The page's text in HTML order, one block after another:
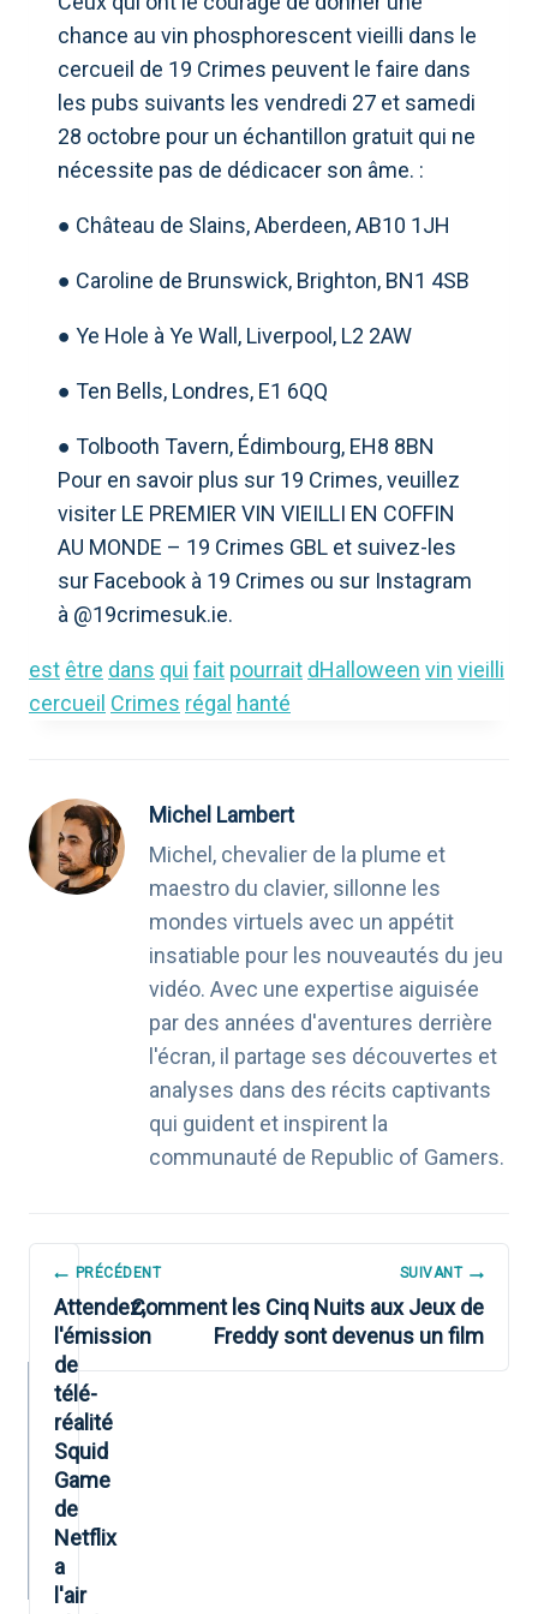
chance au vin phosphorescent vieilli dans le
cercueil de 19 Crimes peuvent le faire dans
les pubs suivants les vendredi 27 et samedi
28 octobre pour un échantillon gratuit qui ne
nécessite pas de dédicacer son âme. :
● Château de Slains, Aberdeen, AB10 1JH
● Caroline de Brunswick, Brighton, BN1 4SB
● Ye Hole à Ye Wall, Liverpool, L2 2AW
● Ten Bells, Londres, E1 6QQ
● Tolbooth Tavern, Édimbourg, EH8 8BN
Pour en savoir plus sur 19 Crimes, veuillez
visiter LE PREMIER VIN VIEILLI EN COFFIN
AU MONDE – 19 Crimes GBL et suivez-les
sur Facebook à 19 Crimes ou sur Instagram
à @19crimesuk.ie.
est être dans qui fait pourrait dHalloween vin vieilli
cercueil Crimes régal hanté
Michel Lambert
Michel, chevalier de la plume et
maestro du clavier, sillonne les
mondes virtuels avec un appétit
insatiable pour les nouveautés du jeu
vidéo. Avec une expertise aiguisée
par des années d'aventures derrière
l'écran, il partage ses découvertes et
analyses dans des récits captivants
qui guident et inspirent la
communauté de Republic of Gamers.
NAVIGATION
DE
L’ARTICLE
PRÉCÉDENT
Attendez,
l'émission
de
télé-
réalité
Squid
Game
de
Netflix
a
l'air
SUIVANT
Comment les Cinq Nuits aux Jeux de
Freddy sont devenus un film